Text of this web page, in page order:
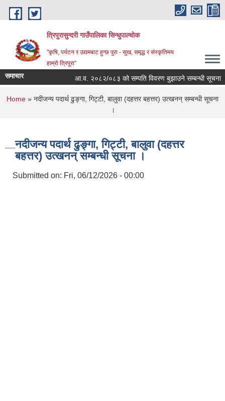
Skip to main content
त्रिपुरासुन्दरी गाउँपालिका सिन्धुपाल्चाेक
"कृषि, पर्यटन र उद्यमबाट हुन्छ पुरा - सुख, समृद्ध र संस्कृतिमय
हाम्रो त्रिपुरा"
समाचार आ.व. २०८२/०८३ को सम्पति विवरण बुझाउने सम्बन्धी सूचना ।
You are here
Home » नदीजन्य पदार्थ ढुङ्गा, गिट्टी, बालुवा (दहत्तर बहत्तर) उत्खनन् सम्बन्धी सूचना
।
नदीजन्य पदार्थ ढुङ्गा, गिट्टी, बालुवा (दहत्तर
बहत्तर) उत्खनन् सम्बन्धी सूचना ।
Submitted on: Fri, 06/12/2026 - 00:00